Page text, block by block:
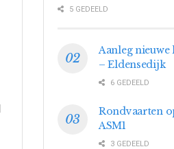
5 GEDEELD
Aanleg nieuwe
– Eldensedijk
6 GEDEELD
Rondvaarten
ASM1
3 GEDEELD